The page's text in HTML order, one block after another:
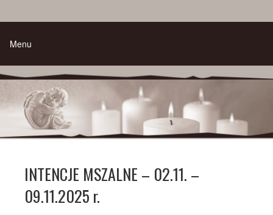
INTENCJE MSZALNE – 02.11. –
09.11.2025 r.